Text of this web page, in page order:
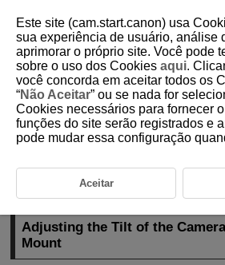
D412-008
Adjusting the Angle of the
Mount
Camera Mount Turning
Adjusting the Tilt of the
Mount
Este site (cam.start.canon) usa
sua experiência de usuário, análise
aprimorar o próprio site. Você pode
sobre o uso dos Cookies aqui.
você concorda em aceitar todos os
“Não Aceitar” ou se nada for
Cookies necessários para fornecer
funções do site serão registrados e
pode mudar essa configuração
Aceitar